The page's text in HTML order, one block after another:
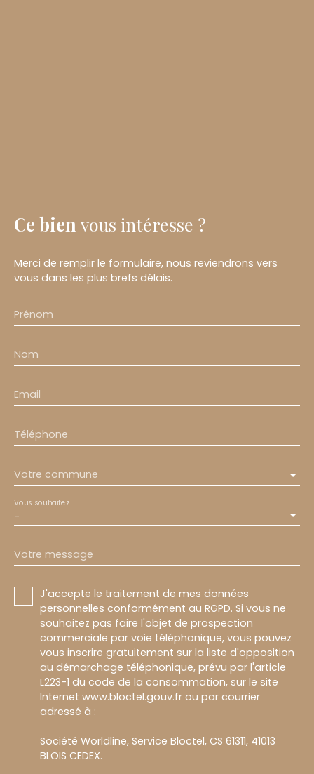
Ce bien vous intéresse ?
Merci de remplir le formulaire, nous reviendrons vers
vous dans les plus brefs délais.
Prénom
Nom
Email
Téléphone
Votre commune
-
Vous souhaitez
Votre message
J'accepte le traitement de mes données
personnelles conformément au RGPD. Si vous ne
souhaitez pas faire l'objet de prospection
commerciale par voie téléphonique, vous pouvez
vous inscrire gratuitement sur la liste d'opposition
au démarchage téléphonique, prévu par l'article
L223-1 du code de la consommation, sur le site
Internet www.bloctel.gouv.fr ou par courrier
adressé à :
Société Worldline, Service Bloctel, CS 61311, 41013
BLOIS CEDEX.